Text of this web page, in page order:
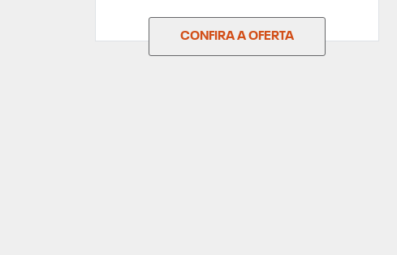
CONFIRA A OFERTA